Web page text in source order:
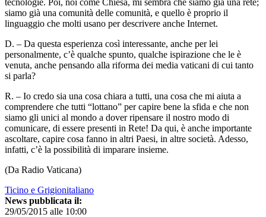
siamo già una comunità delle comunità, e quello è proprio il
linguaggio che molti usano per descrivere anche Internet.
D. – Da questa esperienza così interessante, anche per lei
personalmente, c’è qualche spunto, qualche ispirazione che le è
venuta, anche pensando alla riforma dei media vaticani di cui tanto
si parla?
R. – Io credo sia una cosa chiara a tutti, una cosa che mi aiuta a
comprendere che tutti “lottano” per capire bene la sfida e che non
siamo gli unici al mondo a dover ripensare il nostro modo di
comunicare, di essere presenti in Rete! Da qui, è anche importante
ascoltare, capire cosa fanno in altri Paesi, in altre società. Adesso,
infatti, c’è la possibilità di imparare insieme.
(Da Radio Vaticana)
Ticino e Grigionitaliano
News pubblicata il:
29/05/2015 alle 10:00